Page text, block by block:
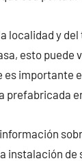
localidad y
esto puede
es importante
prefabricada
instalación de